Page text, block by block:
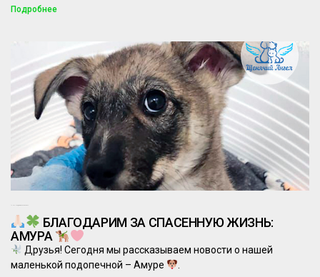
Подробнее
БЛАГОДАРИМ ЗА СПАСЕННУЮ ЖИЗНЬ:
АМУРА
Друзья! Сегодня мы рассказываем новости о нашей
маленькой подопечной – Амуре